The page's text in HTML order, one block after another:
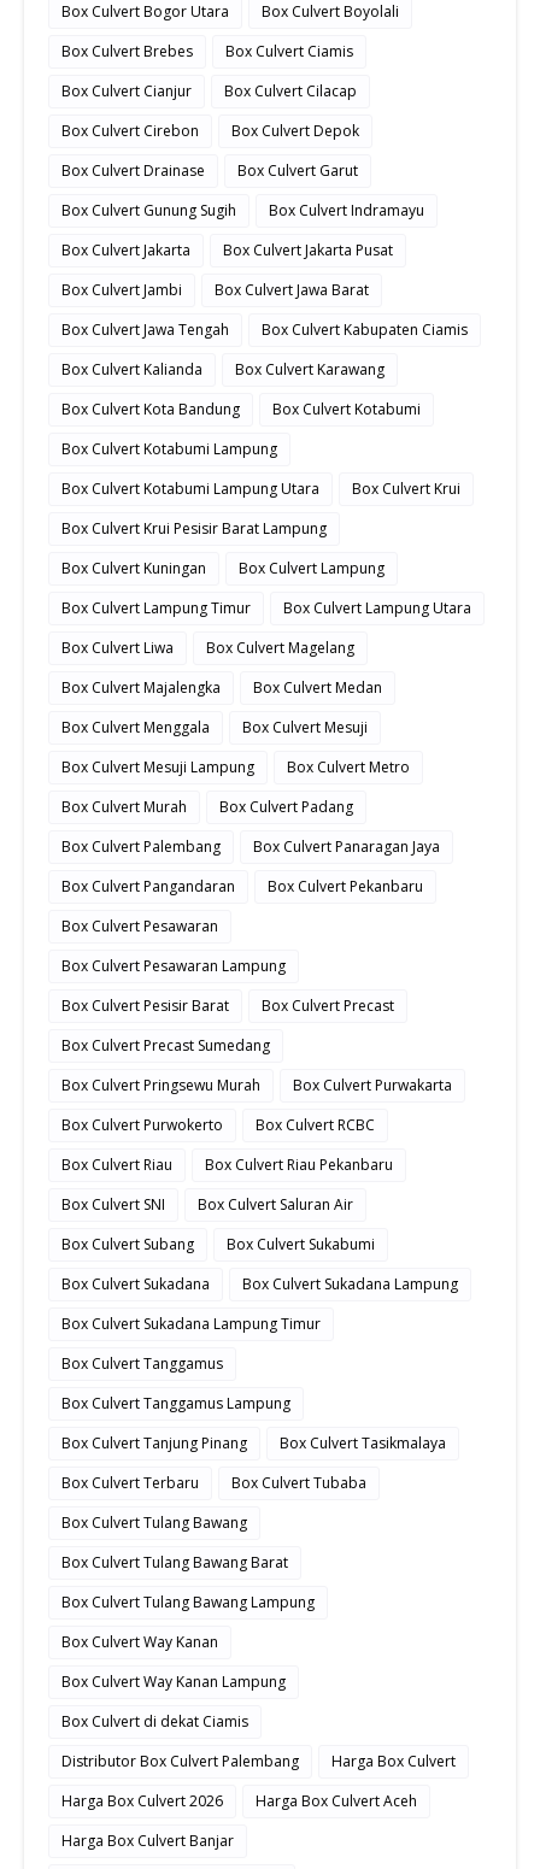
Box Culvert Bogor Utara
Box Culvert Boyolali
Box Culvert Brebes
Box Culvert Ciamis
Box Culvert Cianjur
Box Culvert Cilacap
Box Culvert Cirebon
Box Culvert Depok
Box Culvert Drainase
Box Culvert Garut
Box Culvert Gunung Sugih
Box Culvert Indramayu
Box Culvert Jakarta
Box Culvert Jakarta Pusat
Box Culvert Jambi
Box Culvert Jawa Barat
Box Culvert Jawa Tengah
Box Culvert Kabupaten Ciamis
Box Culvert Kalianda
Box Culvert Karawang
Box Culvert Kota Bandung
Box Culvert Kotabumi
Box Culvert Kotabumi Lampung
Box Culvert Kotabumi Lampung Utara
Box Culvert Krui
Box Culvert Krui Pesisir Barat Lampung
Box Culvert Kuningan
Box Culvert Lampung
Box Culvert Lampung Timur
Box Culvert Lampung Utara
Box Culvert Liwa
Box Culvert Magelang
Box Culvert Majalengka
Box Culvert Medan
Box Culvert Menggala
Box Culvert Mesuji
Box Culvert Mesuji Lampung
Box Culvert Metro
Box Culvert Murah
Box Culvert Padang
Box Culvert Palembang
Box Culvert Panaragan Jaya
Box Culvert Pangandaran
Box Culvert Pekanbaru
Box Culvert Pesawaran
Box Culvert Pesawaran Lampung
Box Culvert Pesisir Barat
Box Culvert Precast
Box Culvert Precast Sumedang
Box Culvert Pringsewu Murah
Box Culvert Purwakarta
Box Culvert Purwokerto
Box Culvert RCBC
Box Culvert Riau
Box Culvert Riau Pekanbaru
Box Culvert SNI
Box Culvert Saluran Air
Box Culvert Subang
Box Culvert Sukabumi
Box Culvert Sukadana
Box Culvert Sukadana Lampung
Box Culvert Sukadana Lampung Timur
Box Culvert Tanggamus
Box Culvert Tanggamus Lampung
Box Culvert Tanjung Pinang
Box Culvert Tasikmalaya
Box Culvert Terbaru
Box Culvert Tubaba
Box Culvert Tulang Bawang
Box Culvert Tulang Bawang Barat
Box Culvert Tulang Bawang Lampung
Box Culvert Way Kanan
Box Culvert Way Kanan Lampung
Box Culvert di dekat Ciamis
Distributor Box Culvert Palembang
Harga Box Culvert
Harga Box Culvert 2026
Harga Box Culvert Aceh
Harga Box Culvert Banjar